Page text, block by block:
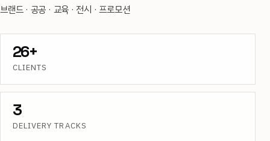
브랜드 · 공공 · 교육 · 전시 · 프로모션
26+
CLIENTS
3
DELIVERY TRACKS